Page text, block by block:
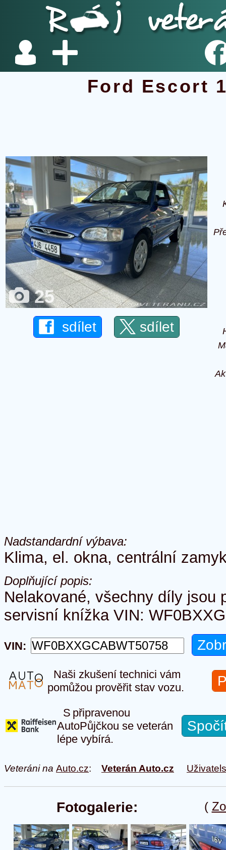
Ford Escort
25
sdílet sdílet
Nadstandardní výbava:
Klima, el. okna, centrální
Doplňující popis:
Nelakované, všechny díly jsou
servisní knížka VIN:
VIN:
Naši zkušení technici vám
pomůžou prověřit stav vozu.
S připravenou
AutoPůjčkou se veterán
lépe vybírá.
Veteráni na Auto.cz: Veterán Auto.cz
(
Fotogalerie: